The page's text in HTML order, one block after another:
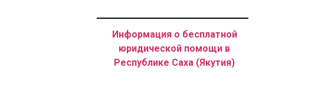
Информация о бесплатной
юридической помощи в
Республике Саха (Якутия)